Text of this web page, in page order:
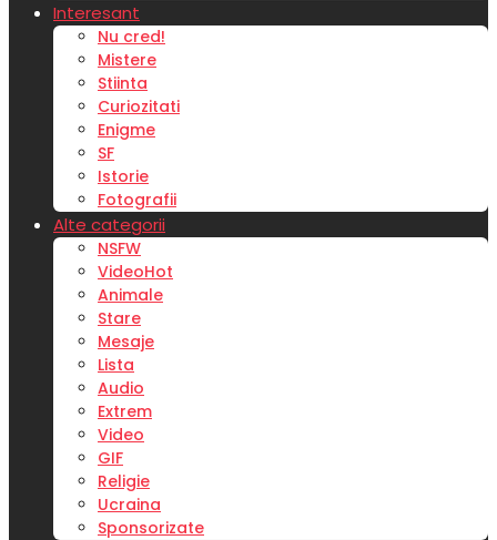
Interesant
Nu cred!
Mistere
Stiinta
Curiozitati
Enigme
SF
Istorie
Fotografii
Alte categorii
NSFW
VideoHot
Animale
Stare
Mesaje
Lista
Audio
Extrem
Video
GIF
Religie
Ucraina
Sponsorizate